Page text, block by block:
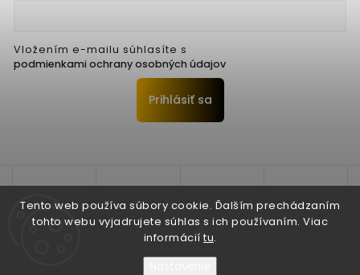
Tento web používa súbory cookie. Ďalším prechádzaním
tohto webu vyjadrujete súhlas s ich používaním. Viac
informácií tu.
Vložením e-mailu súhlasíte s
podmienkami ochrany osobných údajov
Prihlásiť sa